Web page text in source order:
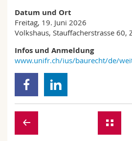
Datum und Ort
Freitag, 19. Juni 2026
Volkshaus, Stauffacherstrasse 60,
Infos und Anmeldung
www.unifr.ch/ius/baurecht/de/